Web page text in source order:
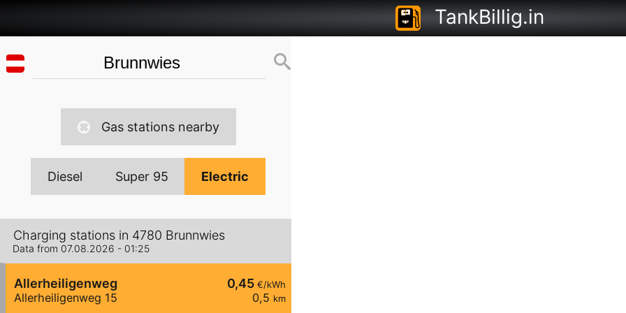
TankBillig.in
Gas stations nearby
Diesel Super 95 Electric
Charging stations in 4780 Brunnwies
Data from 07.08.2026 - 01:25
0,45€/kWh
0,5 km
Allerheiligenweg
Allerheiligenweg 15